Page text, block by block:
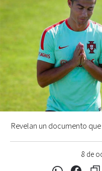
8 de
Revelan un documento